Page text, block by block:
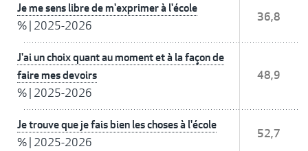
Je me sens libre de m'exprimer à l'école
% 2025-2026
36,8
J'ai un choix quant au moment et à la façon de
faire mes devoirs
% 2025-2026
48,9
Je trouve que je fais bien les choses à l'école
% 2025-2026
52,7